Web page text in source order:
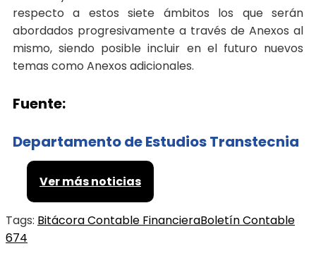
respecto a estos siete ámbitos los que serán
abordados progresivamente a través de Anexos al
mismo, siendo posible incluir en el futuro nuevos
temas como Anexos adicionales.
Fuente:
Departamento de Estudios Transtecnia
Ver más noticias
Tags: Bitácora Contable FinancieraBoletín Contable
674